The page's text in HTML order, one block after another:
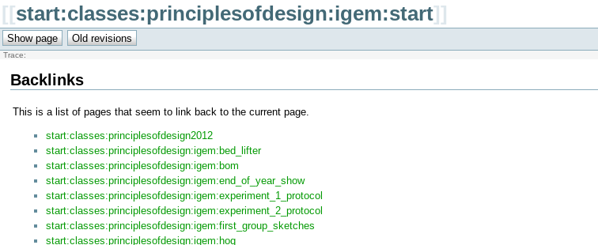
[[start:classes:principlesofdesign:igem:start]]
Trace:
Backlinks
This is a list of pages that seem to link back to the current page.
start:classes:principlesofdesign2012
start:classes:principlesofdesign:igem:bed_lifter
start:classes:principlesofdesign:igem:bom
start:classes:principlesofdesign:igem:end_of_year_show
start:classes:principlesofdesign:igem:experiment_1_protocol
start:classes:principlesofdesign:igem:experiment_2_protocol
start:classes:principlesofdesign:igem:first_group_sketches
start:classes:principlesofdesign:igem:hoq